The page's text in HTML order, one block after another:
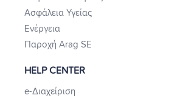
Ασφάλεια Υγείας
Ενέργεια
Παροχή Arag SE
HELP CENTER
e-Διαχείριση